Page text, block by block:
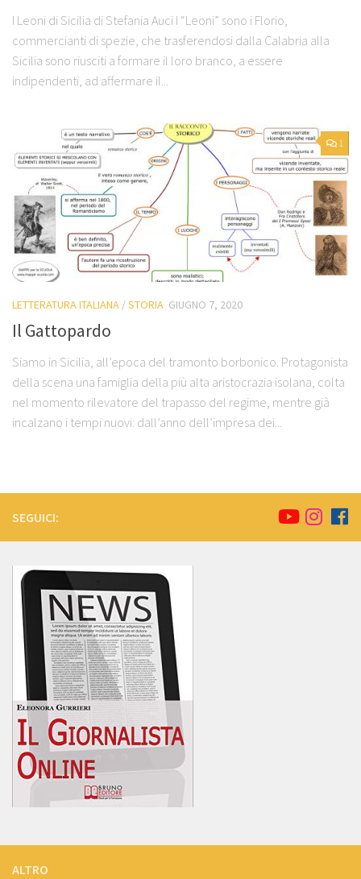
I Leoni di Sicilia di Stefania Auci I “Leoni” sono i Florio,
commercianti di spezie, che trasferendosi dalla Calabria alla
Sicilia sono riusciti a formare il loro branco, a essere
indipendenti, ad affermare il...
1
LETTERATURA ITALIANA /STORIA GIUGNO 7, 2020
Il Gattopardo
Siamo in Sicilia, all’epoca del tramonto borbonico. Protagonista
della scena una famiglia della più alta aristocrazia isolana, colta
nel momento rilevatore del trapasso del regime, mentre già
incalzano i tempi nuovi: dall’anno dell’impresa dei...
SEGUICI:
ALTRO